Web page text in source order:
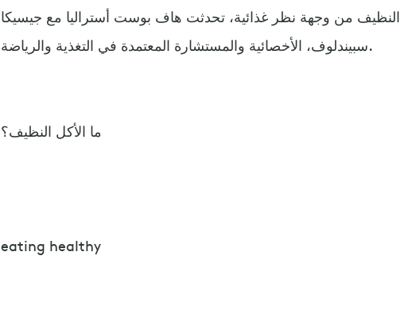
النظيف من وجهة نظر غذائية، تحدثت هاف بوست أستراليا مع جيسيكا
سبيندلوف، الأخصائية والمستشارة المعتمدة في التغذية والرياضة.
ما الأكل النظيف؟
eating healthy